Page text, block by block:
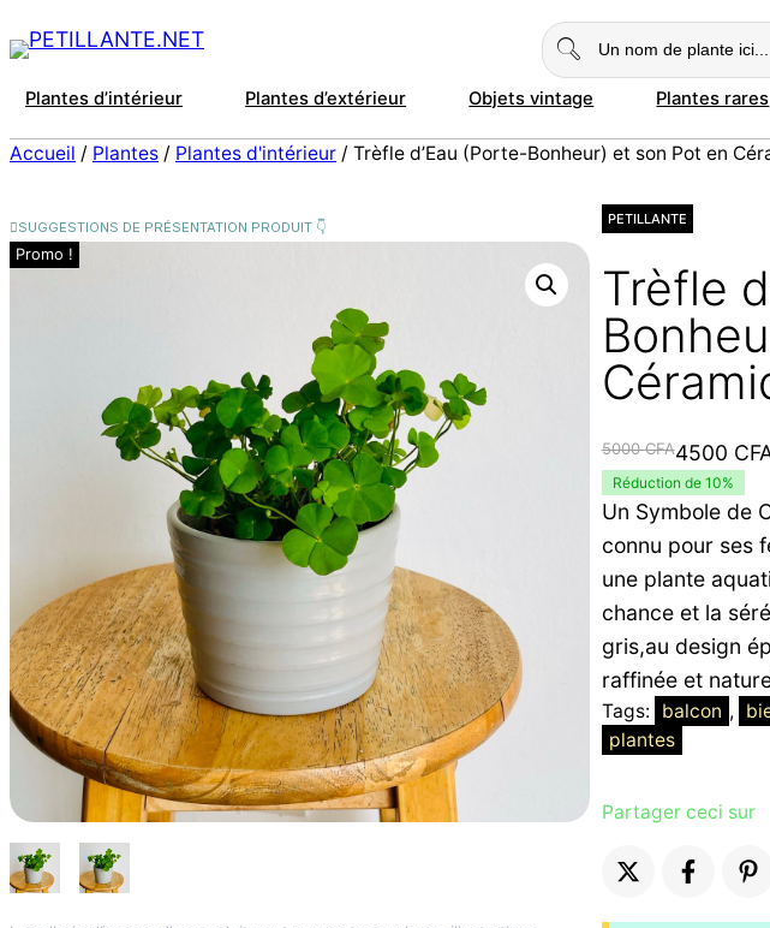
Plantes d’intérieur Plantes d’extérieur Objets vintage Plantes rares
Accueil / Plantes / Plantes d'intérieur / Trèfle d’Eau (Porte-Bonheur) et son Pot en
Promo !
PETILLANTE
Trèfle
5000CFA
Le
prix
initial
était :
5000 CFA.
4500
Le
prix
actuel
est :
4500 CFA.
Réduction de 10%
Un Symbole de
connu pour ses
une plante
chance et la
gris,au design
raffinée et
Tags: balcon ,
plantes
Partager ceci sur